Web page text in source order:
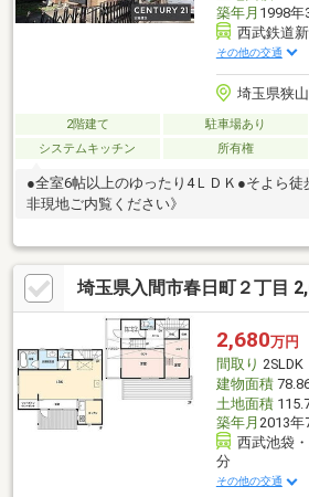
築年月 1998年
西武鉄道
その他の交通
埼玉県狭
2階建て 駐車場あり
システムキッチン
所有権
●全室6帖以上のゆったり4ＬＤＫ●そよら徒
非現地ご内覧ください》
埼玉県入間市春日町２丁目
2,680万円
間取り 2SLDK
建物面積
土地面積
築年月 2013年
西武池袋
分
その他の交通